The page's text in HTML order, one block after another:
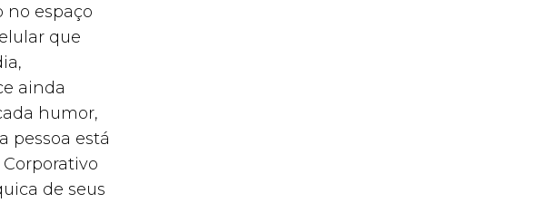
no espaço
que
ainda
humor,
pessoa está
de seus